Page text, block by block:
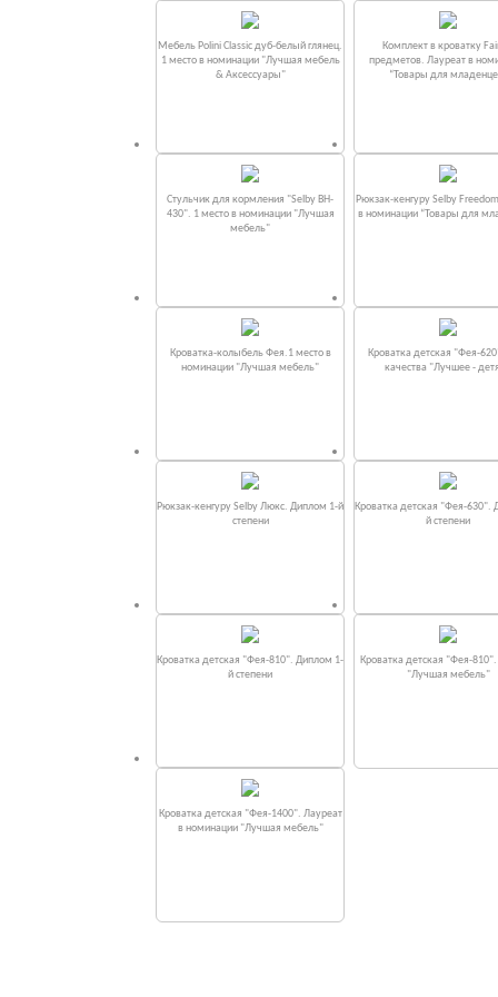
Мебель Polini Classic дуб-белый глянец.
1 место в номинации "Лучшая мебель
& Аксессуары"
Комплект в кроватку
предметов. Лауреат в
“Товары для
Стульчик для кормления "Selby BH-
430". 1 место в номинации "Лучшая
мебель"
Рюкзак-кенгуру Selby
в номинации “Товары для
Кроватка-колыбель Фея.1 место в
номинации "Лучшая мебель"
Кроватка детская "Фея-
качества "Лучшее -
Рюкзак-кенгуру Selby Люкс. Диплом 1-й
степени
Кроватка детская "Фея-630".
й степени
Кроватка детская "Фея-810". Диплом 1-
й степени
Кроватка детская "Фея-
"Лучшая мебель"
Кроватка детская "Фея-1400". Лауреат
в номинации "Лучшая мебель"